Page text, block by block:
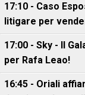
17:10 - Caso
litigare per
17:00 - Sky - Il
per Rafa Leao!
16:45 - Oriali